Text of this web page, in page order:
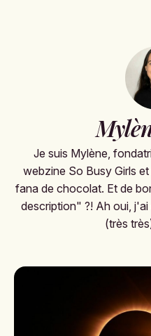
Je suis Mylène,
webzine So Busy Girls
fana de chocolat. Et de
description" ?! Ah oui,
(très